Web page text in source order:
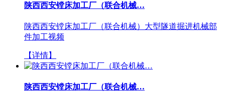
陕西西安镗床加工厂（联合机械…
陕西西安镗床加工厂（联合机械）大型隧道掘进机械部
件加工视频
【详情】
陕西西安镗床加工厂（联合机械…